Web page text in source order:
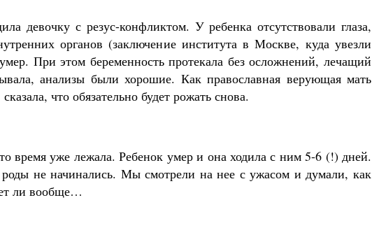
девочку с резус-конфликтом. У ребенка отсутствовали глаза,
органов (заключение института в Москве, куда увезли
При этом беременность протекала без осложнений, лечащий
анализы были хорошие. Как православная верующая мать
что обязательно будет рожать снова.
время уже лежала. Ребенок умер и она ходила с ним 5-6 (!) дней.
не начинались. Мы смотрели на нее с ужасом и думали, как
ли вообще…